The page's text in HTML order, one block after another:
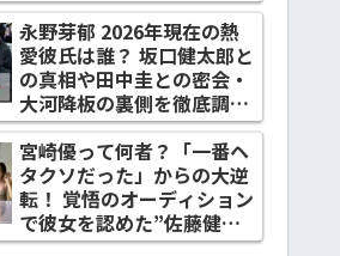
永野芽郁 2026年現在の熱
愛彼氏は誰？ 坂口健太郎と
の真相や田中圭との密会・
大河降板の裏側を徹底調
査！
宮崎優って何者？「一番ヘ
タクソだった」からの大逆
転！ 覚悟のオーディション
で彼女を認めた”佐藤健と
の関係”とは？